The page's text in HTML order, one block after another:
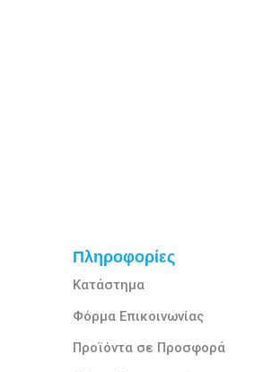
Πληροφορίες
Κατάστημα
Φόρμα Επικοινωνίας
Προϊόντα σε Προσφορά